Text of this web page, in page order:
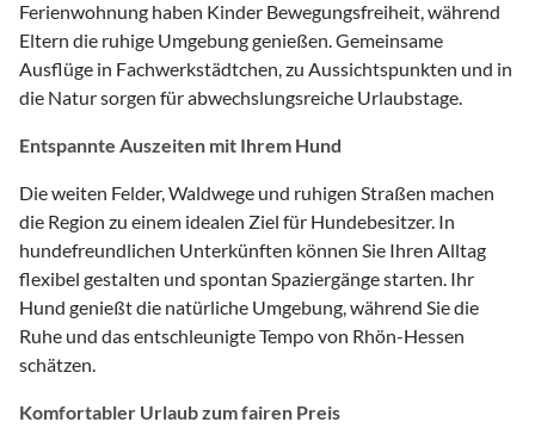
Ferienwohnung haben Kinder Bewegungsfreiheit, während
Eltern die ruhige Umgebung genießen. Gemeinsame
Ausflüge in Fachwerkstädtchen, zu Aussichtspunkten und in
die Natur sorgen für abwechslungsreiche Urlaubstage.
Entspannte Auszeiten mit Ihrem Hund
Die weiten Felder, Waldwege und ruhigen Straßen machen
die Region zu einem idealen Ziel für Hundebesitzer. In
hundefreundlichen Unterkünften können Sie Ihren Alltag
flexibel gestalten und spontan Spaziergänge starten. Ihr
Hund genießt die natürliche Umgebung, während Sie die
Ruhe und das entschleunigte Tempo von Rhön-Hessen
schätzen.
Komfortabler Urlaub zum fairen Preis